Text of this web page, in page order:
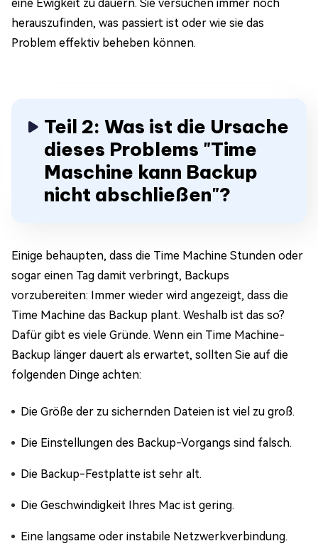
eine Ewigkeit zu dauern. Sie versuchen immer noch
herauszufinden, was passiert ist oder wie sie das
Problem effektiv beheben können.
Teil 2: Was ist die Ursache
dieses Problems "Time
Maschine kann Backup
nicht abschließen"?
Einige behaupten, dass die Time Machine Stunden oder
sogar einen Tag damit verbringt, Backups
vorzubereiten: Immer wieder wird angezeigt, dass die
Time Machine das Backup plant. Weshalb ist das so?
Dafür gibt es viele Gründe. Wenn ein Time Machine-
Backup länger dauert als erwartet, sollten Sie auf die
folgenden Dinge achten:
Die Größe der zu sichernden Dateien ist viel zu groß.
Die Einstellungen des Backup-Vorgangs sind falsch.
Die Backup-Festplatte ist sehr alt.
Die Geschwindigkeit Ihres Mac ist gering.
Eine langsame oder instabile Netzwerkverbindung.